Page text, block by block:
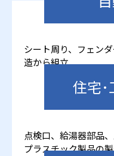
シート周り、フェン
造から組立
住宅･
点検口、給湯器部品
プラスチック製品の